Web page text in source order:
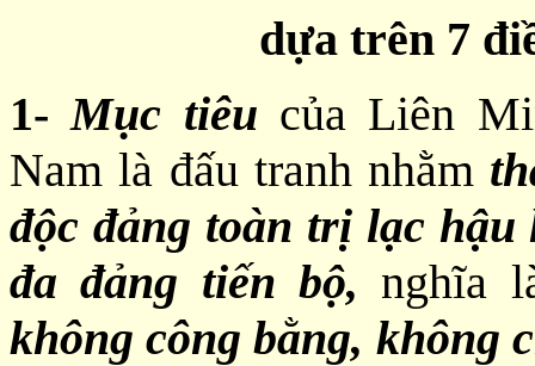
dựa trên 7
1- Mục tiêu của Liên
Nam là đấu tranh nhằm
độc đảng toàn trị lạc
đa đảng tiến bộ, nghĩa
không công bằng, không